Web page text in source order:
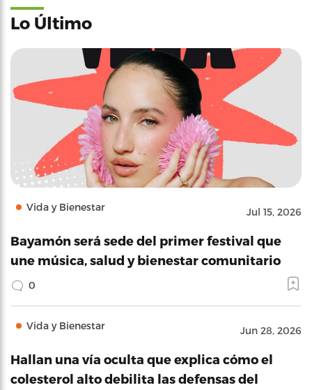
Lo Último
Vida y Bienestar Jul 15, 2026
Bayamón será sede del primer festival que
une música, salud y bienestar comunitario
0
Vida y Bienestar Jun 28, 2026
Hallan una vía oculta que explica cómo el
colesterol alto debilita las defensas del